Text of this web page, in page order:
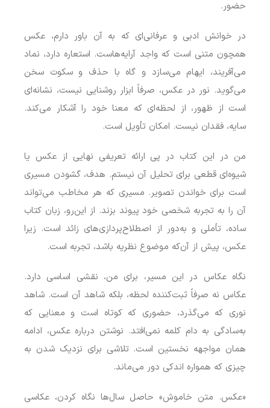
حضور.
در خوانش ادبی و عرفانی‌ای که به آن باور دارم، عکس
همچون متنی است که واجد آرایه‌هاست. استعاره دارد، نماد
می‌آفریند، ایهام می‌سازد و گاه با حذف و سکوت سخن
می‌گوید. نور در عکس، صرفاً ابزار روشنایی نیست، نشانه‌ای
است از ظهور، از لحظه‌ای که معنا خود را آشکار می‌کند.
سایه، فقدان نیست. امکان تأویل است.
من در این کتاب در پی ارائه تعریفی نهایی از عکس یا
شیوه‌ای قطعی برای تحلیل آن نیستم. هدف، گشودن مسیری
است برای خواندن تصویر. مسیری که هر مخاطب می‌تواند
آن را به تجربه شخصی خود پیوند بزند. از این‌رو، زبان کتاب
ساده، تأملی و به‌دور از اصطلاح‌پردازی‌های زائد است. زیرا
عکس، پیش از آن‌که موضوع نظریه باشد، تجربه است.
نگاه عکاس در این مسیر، برای من، نقشی اساسی دارد.
عکاس نه صرفاً ثبت‌کننده لحظه، بلکه شاهد آن است. شاهد
نوری که می‌گذرد، حضوری که کوتاه است و معنایی که
به‌سادگی به دام کلمه نمی‌افتد. نوشتن درباره عکس، ادامه
همان مواجهه نخستین است. تلاشی برای نزدیک شدن به
چیزی که همواره اندکی دور می‌ماند.
«عکس. متن خاموش» حاصل سال‌ها نگاه کردن، عکاسی